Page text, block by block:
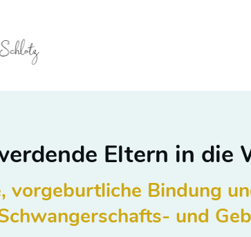
Eltern in die
vorgeburtliche Bindung
und